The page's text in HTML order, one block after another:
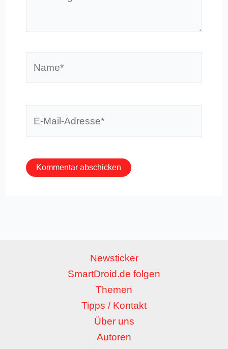
eingeben…
Newsticker
SmartDroid.de folgen
Themen
Tipps / Kontakt
Über uns
Autoren